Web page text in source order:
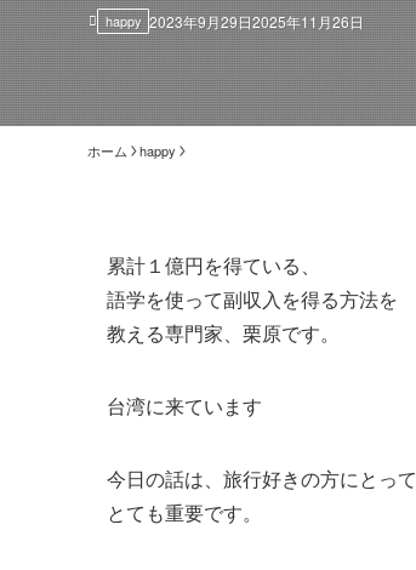
happy 2023年9月29日2025年11月26日
ホーム happy
累計１億円を得ている、
語学を使って副収入を得る方法を
教える専門家、栗原です。
台湾に来ています
今日の話は、旅行好きの方にとって
とても重要です。